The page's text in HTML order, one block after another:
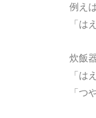
例えば
「は
炊飯
「は
「つ